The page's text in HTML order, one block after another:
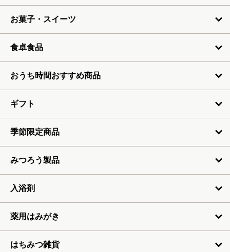
お菓子・スイーツ
食卓食品
おうち時間おすすめ商品
ギフト
季節限定商品
みつろう製品
入浴剤
薬用はみがき
はちみつ雑貨